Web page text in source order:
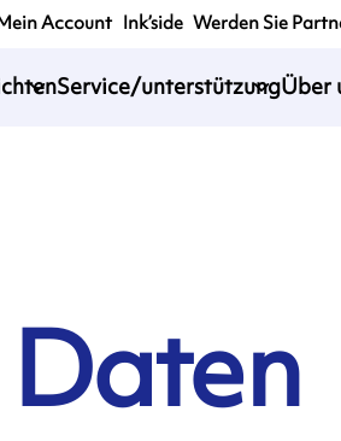
Account Ink’side Werden Sie
Service/unterstützungÜber